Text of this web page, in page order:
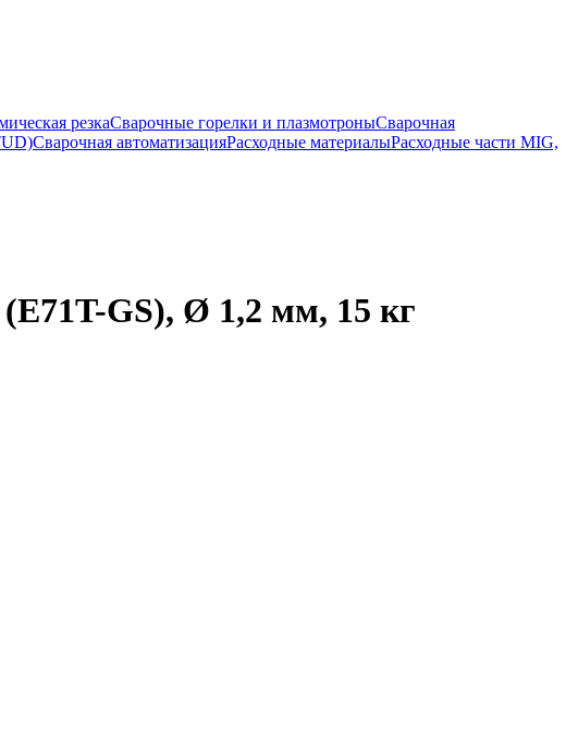
резкаСварочные горелки и плазмотроныСварочная
Сварочная автоматизацияРасходные материалыРасходные части MIG,
GS), Ø 1,2 мм, 15 кг